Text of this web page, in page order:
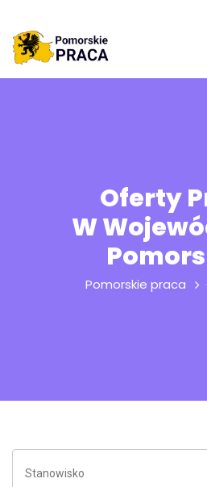
Oferty
W
Pomorskie praca